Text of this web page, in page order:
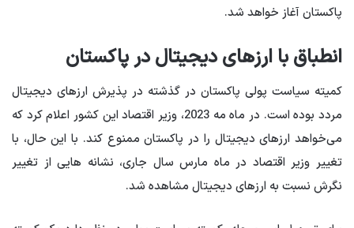
پاکستان آغاز خواهد شد.
انطباق با ارزهای دیجیتال در پاکستان
کمیته سیاست پولی پاکستان در گذشته در پذیرش ارزهای دیجیتال
مردد بوده است. در ماه مه 2023، وزیر اقتصاد این کشور اعلام کرد که
می‌خواهد ارزهای دیجیتال را در پاکستان ممنوع کند. با این حال، با
تغییر وزیر اقتصاد در ماه مارس سال جاری، نشانه هایی از تغییر
نگرش نسبت به ارزهای دیجیتال مشاهده شد.